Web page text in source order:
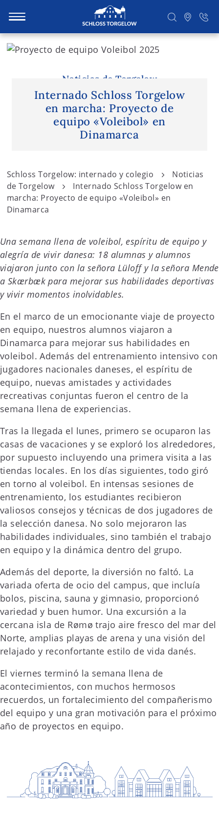
S
Noticias de Torgelow
Internado Schloss Torgelow
en marcha: Proyecto de
equipo «Voleibol» en
Dinamarca
Schloss Torgelow: internado y colegio
Noticias
de Torgelow
Internado Schloss Torgelow en
marcha: Proyecto de equipo «Voleibol» en
Dinamarca
Una semana llena de voleibol, espíritu de equipo y
alegría de vivir danesa: 18 alumnas y alumnos
viajaron junto con la señora Lüloff y la señora Mende
a Skærbæk para mejorar sus habilidades deportivas
y vivir momentos inolvidables.
En el marco de un emocionante viaje de proyecto
en equipo, nuestros alumnos viajaron a
Dinamarca para mejorar sus habilidades en
voleibol. Además del entrenamiento intensivo con
jugadores nacionales daneses, el espíritu de
equipo, nuevas amistades y actividades
recreativas conjuntas fueron el centro de la
semana llena de experiencias.
Tras la llegada el lunes, primero se ocuparon las
casas de vacaciones y se exploró los alrededores,
por supuesto incluyendo una primera visita a las
tiendas locales. En los días siguientes, todo giró
en torno al voleibol. En intensas sesiones de
entrenamiento, los estudiantes recibieron
valiosos consejos y técnicas de dos jugadores de
la selección danesa. No solo mejoraron las
habilidades individuales, sino también el trabajo
en equipo y la dinámica dentro del grupo.
Además del deporte, la diversión no faltó. La
variada oferta de ocio del campus, que incluía
bolos, piscina, sauna y gimnasio, proporcionó
variedad y buen humor. Una excursión a la
cercana isla de Rømø trajo aire fresco del mar del
Norte, amplias playas de arena y una visión del
relajado y reconfortante estilo de vida danés.
El viernes terminó la semana llena de
acontecimientos, con muchos hermosos
recuerdos, un fortalecimiento del compañerismo
del equipo y una gran motivación para el próximo
año de proyectos en equipo.